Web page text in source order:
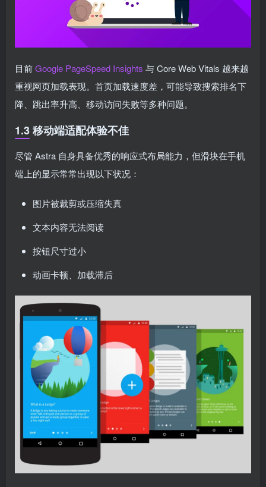
目前Google PageSpeed Insights 与 Core Web Vitals 越来越
重视网页加载表现。首页加载速度差，可能导致搜索排名下
降、跳出率升高、移动访问失败等多种问题。
1.3 移动端适配体验不佳
尽管 Astra 自身具备优秀的响应式布局能力，但滑块在手机
端上的显示常常出现以下状况：
图片被裁剪或压缩失真
文本内容无法阅读
按钮尺寸过小
动画卡顿、加载滞后